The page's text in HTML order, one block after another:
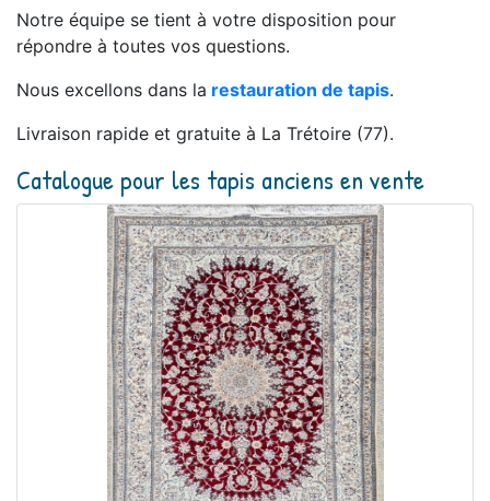
Notre équipe se tient à votre disposition pour
répondre à toutes vos questions.
Nous excellons dans la restauration de tapis.
Livraison rapide et gratuite à La Trétoire (77).
Catalogue pour les tapis anciens en vente